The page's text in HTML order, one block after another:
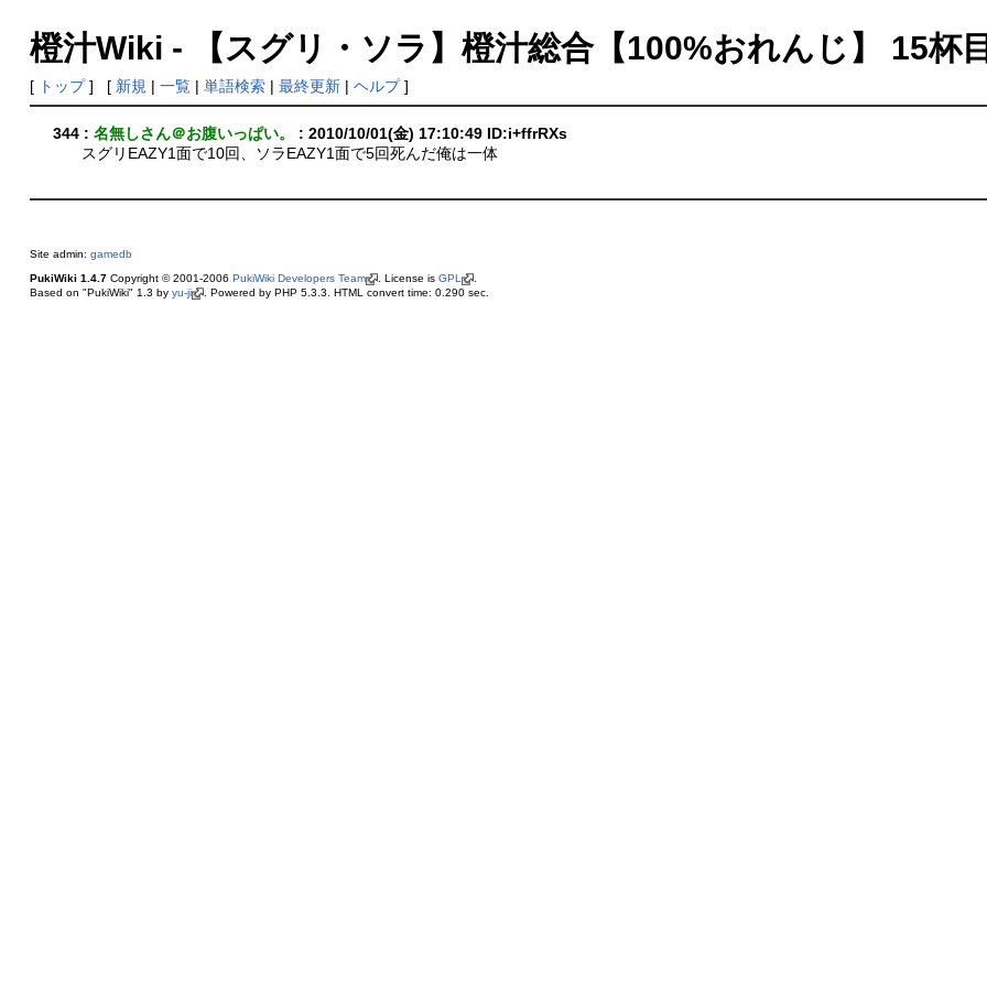
橙汁Wiki - 【スグリ・ソラ】橙汁総合【100%おれんじ】 15杯
[ トップ] [ 新規 | 一覧| 単語検索| 最終更新| ヘルプ]
344 :名無しさん＠お腹いっぱい。
: 2010/10/01(金) 17:10:49 ID:i+ffrRXs
スグリEAZY1面で10回、ソラEAZY1面で5回死んだ俺は一体
Site admin: gamedb
PukiWiki 1.4.7Copyright © 2001-2006 PukiWiki Developers Team . License is GPL
.
Based on "PukiWiki" 1.3 by yu-ji . Powered by PHP 5.3.3. HTML convert time: 0.290 sec.